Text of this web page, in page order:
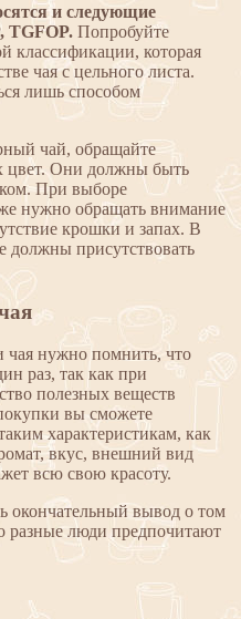
и следующие
TGFOP. Попробуйте
классификации, которая
чая с цельного листа.
лишь способом
чай, обращайте
цвет. Они должны быть
При выборе
нужно обращать внимание
крошки и запах. В
должны присутствовать
чая нужно помнить, что
раз, так как при
полезных веществ
вы сможете
характеристикам, как
вкус, внешний вид
всю свою красоту.
окончательный вывод о том
разные люди предпочитают